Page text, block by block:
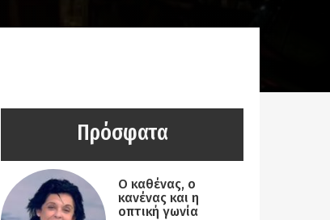
Πρόσφατα
Ο καθένας, ο
κανένας και η
οπτική γωνία